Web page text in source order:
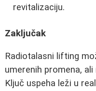
revitalizaciju.
Zaključak
Radiotalasni lifting
umerenih promena,
Ključ uspeha leži u